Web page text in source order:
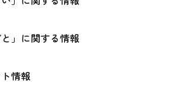
と」に関する情報
情報